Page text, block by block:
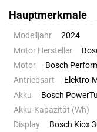
Hauptmerkmale
Modelljahr
2024
Motor Hersteller
Motor
Bosch
Antriebsart
Elektro-
Akku
Bosch
Akku-Kapazität (Wh)
Display
Bosch Kiox